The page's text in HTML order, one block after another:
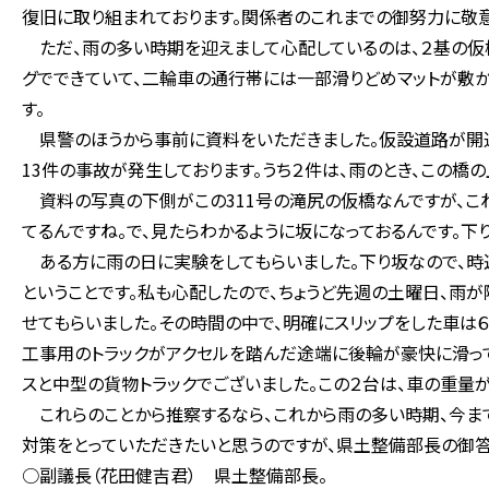
復旧に取り組まれております。関係者のこれまでの御努力に敬
ただ、雨の多い時期を迎えまして心配しているのは、２基の
グでできていて、二輪車の通行帯には一部滑りどめマットが敷
す。
県警のほうから事前に資料をいただきました。仮設道路が
13件の事故が発生しております。うち２件は、雨のとき、この橋
資料の写真の下側がこの311号の滝尻の仮橋なんですが、
てるんですね。で、見たらわかるように坂になっておるんです。下
ある方に雨の日に実験をしてもらいました。下り坂なので、
ということです。私も心配したので、ちょうど先週の土曜日、
せてもらいました。その時間の中で、明確にスリップをした車
工事用のトラックがアクセルを踏んだ途端に後輪が豪快に滑っ
スと中型の貨物トラックでございました。この２台は、車の重
これらのことから推察するなら、これから雨の多い時期、今
対策をとっていただきたいと思うのですが、県土整備部長の御
○副議長（花田健吉君） 県土整備部長。